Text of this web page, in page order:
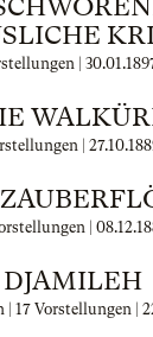
|
|
|
DJAMILEH
17 Vorstellungen |